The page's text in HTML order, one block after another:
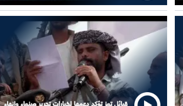
قبائل تعز تؤكد دعمها لخيارات تحرير صنعاء وإنهاء